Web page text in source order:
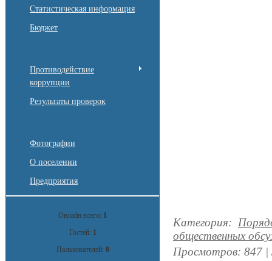
Статистическая информация
Бюджет
Противодействие
коррупции
Результаты проверок
Фотографии
О поселении
Предприятия
Онлайн всего: 1
Гостей: 1
Пользователей: 0
Категория:
общественных
Просмотров: 847 |